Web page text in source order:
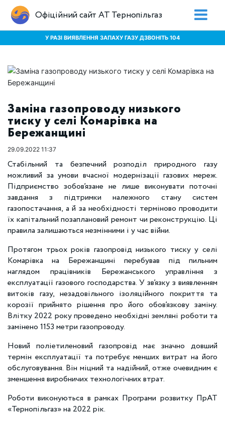
Офіційний сайт АТ Тернопільгаз
У РАЗІ ВИЯВЛЕННЯ ЗАПАХУ ГАЗУ ДЗВОНІТЬ 104
Заміна газопроводу низького
тиску у селі Комарівка на
Бережанщині
29.09.2022 11:37
Стабільний та безпечний розподіл природного газу
можливий за умови вчасної модернізації газових мереж.
Підприємство зобов’язане не лише виконувати поточні
завдання з підтримки належного стану систем
газопостачання, а й за необхідності терміново проводити
їх капітальний позаплановий ремонт чи реконструкцію. Ці
правила залишаються незмінними і у час війни.
Протягом трьох років газопровід низького тиску у селі
Комарівка на Бережанщині перебував під пильним
наглядом працівників Бережанського управління з
експлуатації газового господарства. У зв’язку з виявленням
витоків газу, незадовільного ізоляційного покриття та
корозії прийнято рішення про його обов’язкову заміну.
Влітку 2022 року проведено необхідні земляні роботи та
замінено 1153 метри газопроводу.
Новий поліетиленовий газопровід має значно довший
термін експлуатації та потребує менших витрат на його
обслуговування. Він міцний та надійний, отже очевидним є
зменшення виробничих технологічних втрат.
Роботи виконуються в рамках Програми розвитку ПрАТ
«Тернопільгаз» на 2022 рік.